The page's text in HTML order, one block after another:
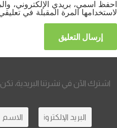
احفظ اسمي، بريدي الإلكتروني،
لاستخدامها المرة المقبلة في
اشترك الآن في نشرتنا البريدية،